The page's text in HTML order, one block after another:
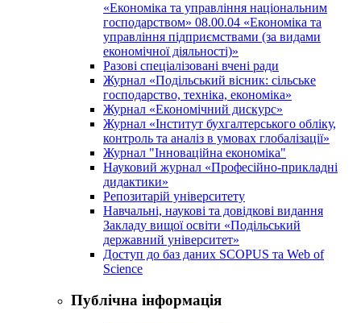
«Економіка та управління національним
господарством» 08.00.04 «Економіка та
управління підприємствами (за видами
економічної діяльності)»
Разові спеціалізовані вчені ради
Журнал «Подільський вісник: сільське
господарство, техніка, економіка»
Журнал «Економічний дискурс»
Журнал «Інститут бухгалтерського обліку,
контроль та аналіз в умовах глобалізації»
Журнал "Інноваційна економіка"
Науковий журнал «Професійно-прикладні
дидактики»
Репозитарій університету
Навчальні, наукові та довідкові видання
Закладу вищої освіти «Подільський
державний університет»
Доступ до баз даних SCOPUS та Web of
Science
Публічна інформація